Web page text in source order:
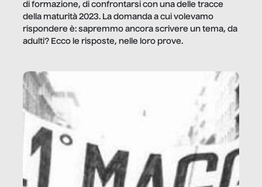
di formazione, di confrontarsi con una delle tracce
della maturità 2023. La domanda a cui volevamo
rispondere è: sapremmo ancora scrivere un tema, da
adulti? Ecco le risposte, nelle loro prove.